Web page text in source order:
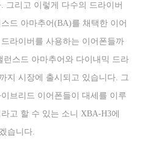
. 그리고 이렇게 다수의 드라이버
드 아마추어 (BA)를 채택한 이어
라이버를 사용하는 이어폰들까
스드 아마추어와 다이내믹 드라
지 시장에 출시되고 있습니다. 그
브리드 이어폰들이 대세를 이루
고 할 수 있는 소니 XBA-H3에
습니다.